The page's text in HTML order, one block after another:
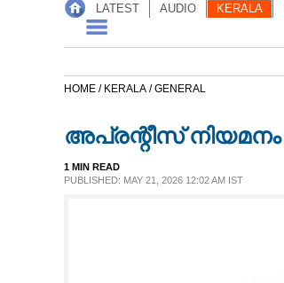
LATEST AUDIO KERALA
HOME / KERALA /GENERAL
അപ്രന്റീസ് നിയമനം
1 MIN READ
PUBLISHED: MAY 21, 2026 12:02 AM IST